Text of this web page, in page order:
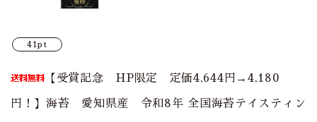
その他のギフト
41pt
【受賞記念 HP限定 定価4,644円→4,180
円！】海苔 愛知県産 令和8年 全国海苔テイスティン